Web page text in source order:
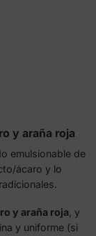
y araña roja
emulsionable de
ácaro y lo
y araña roja , y
y uniforme (si